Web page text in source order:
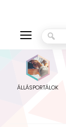
ÁLLÁSPORTÁLOK